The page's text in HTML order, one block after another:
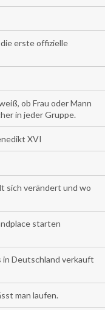
erste offizielle
ob Frau oder Mann
in jeder Gruppe.
XVI
sich verändert und wo
starten
in Deutschland verkauft
man laufen.